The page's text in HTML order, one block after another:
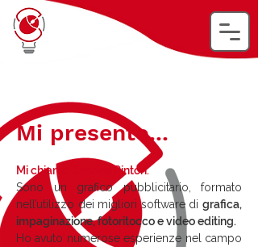
Mi presento...
Mi chiamo Simone Pinton.
Sono un grafico pubblicitario, formato
nell’utilizzo dei migliori software di grafica,
impaginazione, fotoritocco e video editing.
Ho avuto numerose esperienze nel campo